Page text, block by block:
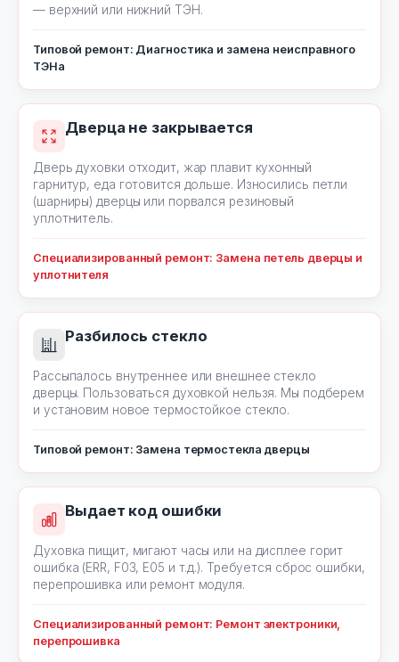
— верхний или нижний ТЭН.
Типовой ремонт: Диагностика и замена неисправного
ТЭНа
Дверца не закрывается
Дверь духовки отходит, жар плавит кухонный
гарнитур, еда готовится дольше. Износились петли
(шарниры) дверцы или порвался резиновый
уплотнитель.
Специализированный ремонт: Замена петель дверцы и
уплотнителя
Разбилось стекло
Рассыпалось внутреннее или внешнее стекло
дверцы. Пользоваться духовкой нельзя. Мы подберем
и установим новое термостойкое стекло.
Типовой ремонт: Замена термостекла дверцы
Выдает код ошибки
Духовка пищит, мигают часы или на дисплее горит
ошибка (ERR, F03, E05 и т.д.). Требуется сброс ошибки,
перепрошивка или ремонт модуля.
Специализированный ремонт: Ремонт электроники,
перепрошивка